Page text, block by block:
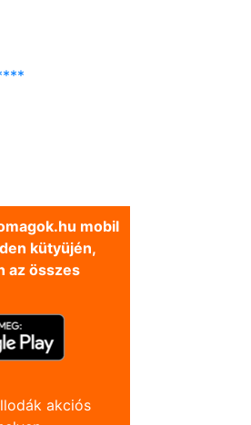
mobil
kütyüjén,
az összes
akciós